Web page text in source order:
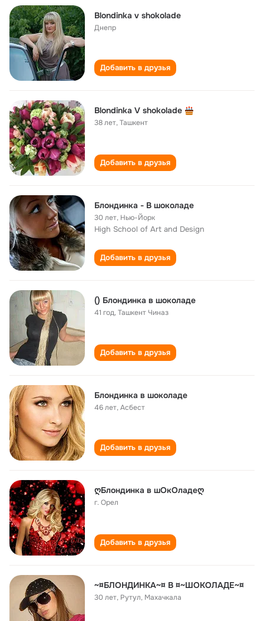
Blondinka v shokolade
Днепр
Добавить в друзья
Blondinka V shokolade
38 лет,Ташкент
Добавить в друзья
Блондинка - В шоколаде
30 лет, Нью-Йорк
High School of Art and Design
Добавить в друзья
() Блондинка в шоколаде
41 год,Ташкент Чиназ
Добавить в друзья
Блондинка в шоколаде
46 лет,Асбест
Добавить в друзья
ღБлондинка в шОкОладеღ
г. Орел
Добавить в друзья
~¤БЛОНДИНКА~¤ В ¤~ШОКОЛАДЕ~¤
30 лет, Рутул, Махачкала